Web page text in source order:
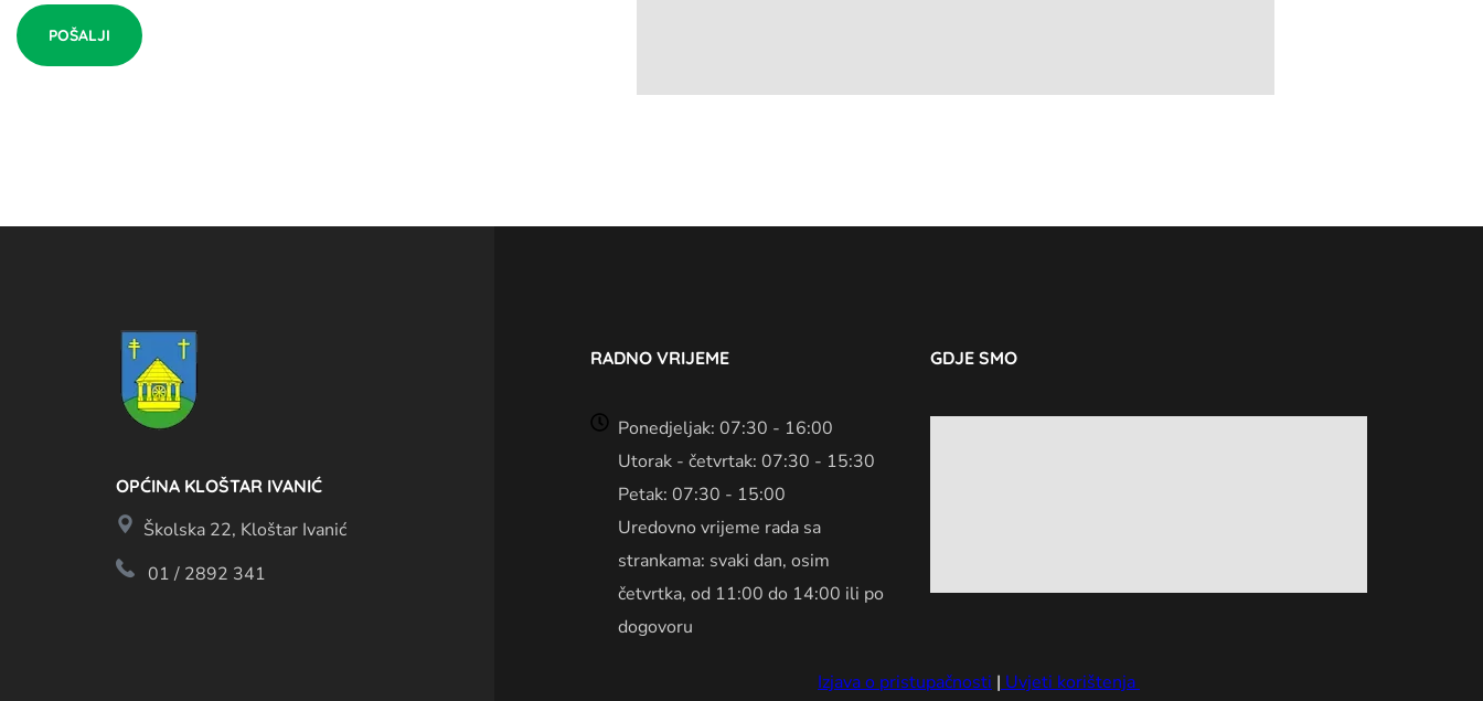
OPĆINA KLOŠTAR IVANIĆ
Školska 22, Kloštar Ivanić
01 / 2892 341
RADNO VRIJEME
Ponedjeljak: 07:30 - 16:00
Utorak - četvrtak: 07:30 - 15:30
Petak: 07:30 - 15:00
Uredovno vrijeme rada sa
strankama: svaki dan, osim
četvrtka, od 11:00 do 14:00 ili po
dogovoru
GDJE SMO
Izjava o pristupačnosti | Uvjeti korištenja